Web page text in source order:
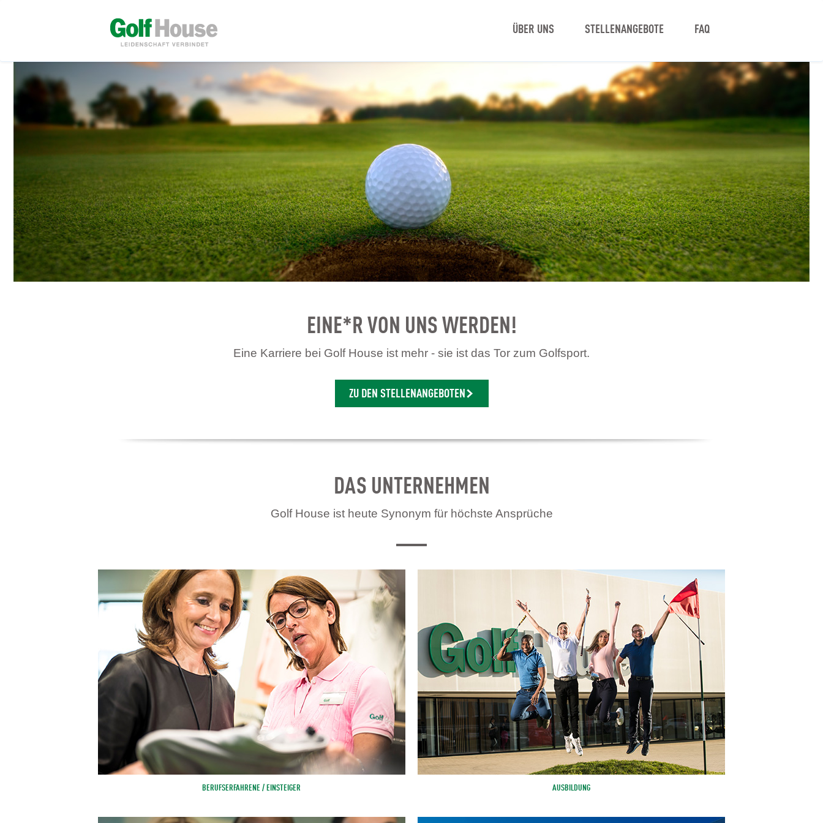
ÜBER UNS STELLENANGEBOTE FAQ
EINE*R VON UNS WERDEN!
Eine Karriere bei Golf House ist mehr - sie ist das Tor zum Golfsport.
ZU DEN STELLENANGEBOTEN
DAS UNTERNEHMEN
Golf House ist heute Synonym für höchste Ansprüche
BERUFSERFAHRENE / EINSTEIGER AUSBILDUNG